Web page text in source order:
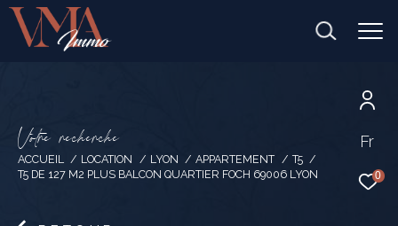
Fr
0
Votre recherche
ACCUEIL LOCATION LYON APPARTEMENT
T5
T5 DE 127 M2 PLUS BALCON QUARTIER FOCH 69006 LYON